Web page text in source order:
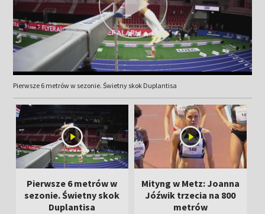
Pierwsze 6 metrów w sezonie. Świetny skok Duplantisa
Pierwsze 6 metrów w
sezonie. Świetny skok
Duplantisa
Mityng w Metz: Joanna
Jóźwik trzecia na 800
metrów